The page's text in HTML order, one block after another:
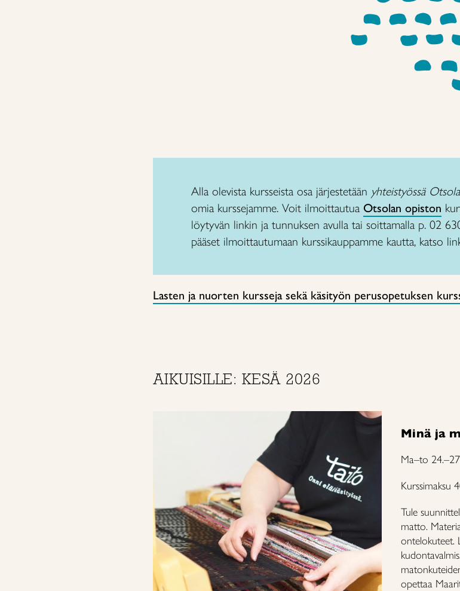
Alla olevista kursseista osa järjestetään yhteistyössä
omia kurssejamme. Voit ilmoittautua Otsolan opiston
löytyvän linkin ja tunnuksen avulla tai soittamalla p. 02
pääset ilmoittautumaan kurssikauppamme kautta, katso
Lasten ja nuorten kursseja sekä käsityön perusopetuksen
AIKUISILLE: KESÄ 2026
Minä ja
Ma–to
Kurssimaksu
Tule
matto.
ontelokuteet.
opettaa